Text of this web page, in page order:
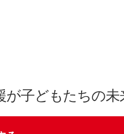
が子どもたちの